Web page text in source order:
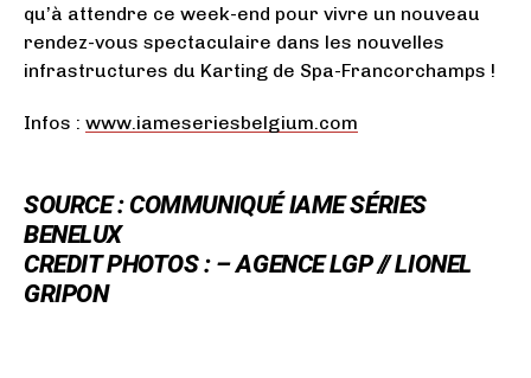
qu’à attendre ce week-end pour vivre un nouveau
rendez-vous spectaculaire dans les nouvelles
infrastructures du Karting de Spa-Francorchamps !
Infos : www.iameseriesbelgium.com
SOURCE : COMMUNIQUÉ IAME SÉRIES
BENELUX
CREDIT PHOTOS : –AGENCE LGP // LIONEL
GRIPON